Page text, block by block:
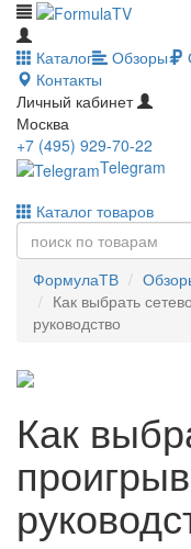
Каталог Обзоры
Контакты
Личный кабинет
Москва
+7 (495) 929-70-22
Telegram
Каталог товаров
ФормулаТВ
Как выбрать
руководство
Как